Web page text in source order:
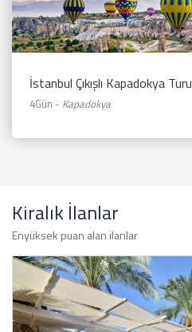
İstanbul Çıkışlı Kapadokya Turu
4Gün - Kapadokya
Kiralık İlanlar
Enyüksek puan alan ilanlar